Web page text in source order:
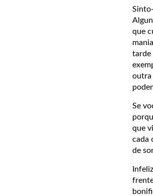
que
tarde
outra
Se
que
cada
de